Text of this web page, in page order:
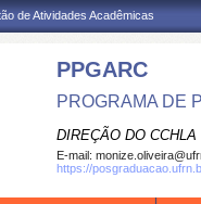
de Atividades Acadêmicas
PPGARC
PROGRAMA DE
DIREÇÃO DO CCHLA
E-mail:
https://